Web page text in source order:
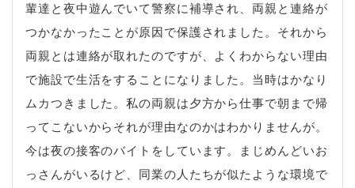
輩達と夜中遊んでいて警察に補導され、両親と連絡が
つかなかったことが原因で保護されました。それから
両親とは連絡が取れたのですが、よくわからない理由
で施設で生活をすることになりました。当時はかなり
ムカつきました。私の両親は夕方から仕事で朝まで帰
ってこないからそれが理由なのかはわかりませんが。
今は夜の接客のバイトをしています。まじめんどいお
っさんがいるけど、同業の人たちが似たような環境で